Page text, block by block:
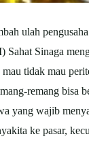
ulah
Sinaga
tidak mau
remang bisa
yang wajib
ke pasar,